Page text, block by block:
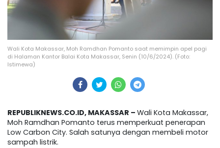
Wali Kota Makassar, Moh Ramdhan Pomanto saat memimpin apel pagi
di Halaman Kantor Balai Kota Makassar, Senin (10/6/2024). (Foto:
Istimewa)
REPUBLIKNEWS.CO.ID, MAKASSAR – Wali Kota Makassar,
Moh Ramdhan Pomanto terus memperkuat penerapan
Low Carbon City. Salah satunya dengan membeli motor
sampah listrik.